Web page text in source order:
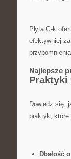
Płyta⁤ G-k
efektywniej
Najlepsze
Praktyki
Dowiedz się,
praktyk, ⁢które
Dbałość